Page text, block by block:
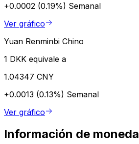
+0.0002 (0.19%) Semanal
Ver gráfico
Yuan Renminbi Chino
1 DKK equivale a
1.04347 CNY
+0.0013 (0.13%) Semanal
Ver gráfico
Información de moneda